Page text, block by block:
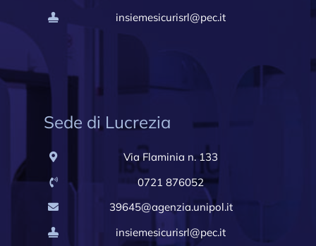
insiemesicurisrl@pec.it
Sede di Lucrezia
Via Flaminia n. 133
0721 876052
39645@agenzia.unipol.it
insiemesicurisrl@pec.it